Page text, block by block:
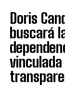
Doris
buscará